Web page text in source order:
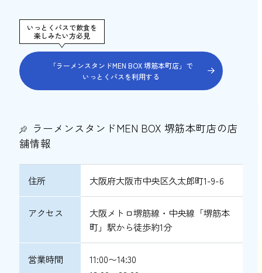
いっとくパスで飲食を
楽しみたい方必見
「ラーメンスタンドMEN BOX 堺筋本町店」で
いっとくパスを利用する
ラーメンスタンドMEN BOX 堺筋本町店の店
舗情報
住所 大阪府大阪市中央区久太郎町1-9-6
アクセス
大阪メトロ堺筋線・中央線「堺筋本
町」駅から徒歩約1分
営業時間
11:00〜14:30